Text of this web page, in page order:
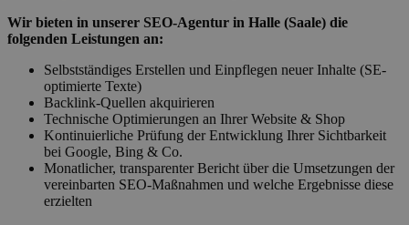
Wir bieten in unserer SEO-Agentur in Halle (Saale) die
folgenden Leistungen an:
Selbstständiges Erstellen und Einpflegen neuer Inhalte (SE-
optimierte Texte)
Backlink-Quellen akquirieren
Technische Optimierungen an Ihrer Website & Shop
Kontinuierliche Prüfung der Entwicklung Ihrer Sichtbarkeit
bei Google, Bing & Co.
Monatlicher, transparenter Bericht über die Umsetzungen der
vereinbarten SEO-Maßnahmen und welche Ergebnisse diese
erzielten